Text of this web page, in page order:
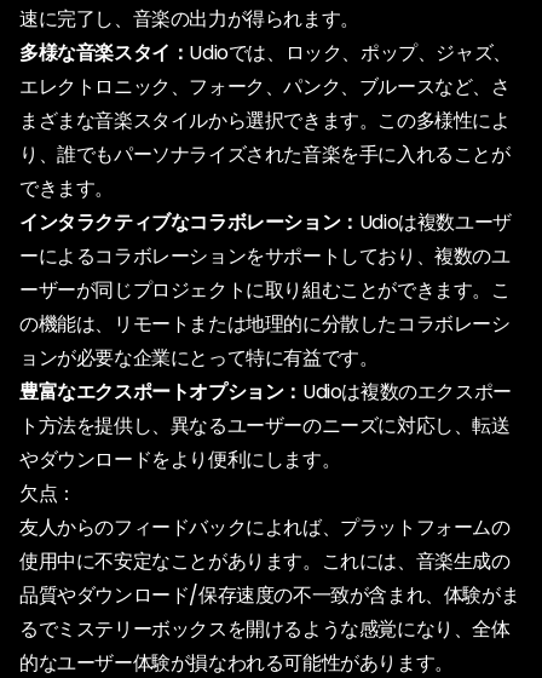
速に完了し、音楽の出力が得られます。
多様な音楽スタイ： Udioでは、ロック、ポップ、ジャズ、
エレクトロニック、フォーク、パンク、ブルースなど、さ
まざまな音楽スタイルから選択できます。この多様性によ
り、誰でもパーソナライズされた音楽を手に入れることが
できます。
インタラクティブなコラボレーション： Udioは複数ユーザ
ーによるコラボレーションをサポートしており、複数のユ
ーザーが同じプロジェクトに取り組むことができます。こ
の機能は、リモートまたは地理的に分散したコラボレーシ
ョンが必要な企業にとって特に有益です。
豊富なエクスポートオプション： Udioは複数のエクスポー
ト方法を提供し、異なるユーザーのニーズに対応し、転送
やダウンロードをより便利にします。
欠点：
友人からのフィードバックによれば、プラットフォームの
使用中に不安定なことがあります。これには、音楽生成の
品質やダウンロード/保存速度の不一致が含まれ、体験がま
るでミステリーボックスを開けるような感覚になり、全体
的なユーザー体験が損なわれる可能性があります。